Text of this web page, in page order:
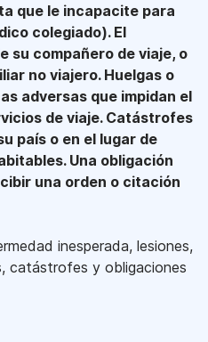
que le incapacite para
colegiado). El
su compañero de viaje, o
no viajero. Huelgas o
adversas que impidan el
de viaje. Catástrofes
país o en el lugar de
Una obligación
una orden o citación
inesperada, lesiones,
catástrofes y obligaciones